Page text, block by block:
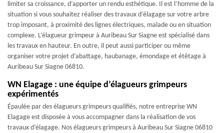
limiter sa croissance, d’apporter un rendu esthétique. Il est l’homme de la
situation si vous souhaitez réaliser des travaux d’élagage sur votre arbre
trop imposant, à proximité des lignes électriques, malade ou en situation
complexe. L’élagueur grimpeur à Auribeau Sur Siagne est spécialisé dans
les travaux en hauteur. En outre, il peut aussi participer ou même
organiser votre projet d’abattage, haubanage, émondage et étêtage à
Auribeau Sur Siagne 06810.
WN Elagage : une équipe d’élagueurs grimpeurs
expérimentés
Épaulée par des élagueurs grimpeurs qualifiés, notre entreprise WN
Elagage est disposée à vous accompagner dans la réalisation de vos
travaux d’élagage. Nos élagueurs grimpeurs à Auribeau Sur Siagne 06810